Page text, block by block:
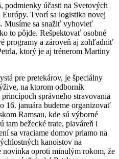
podmienky účasti na Svetových
Európy. Tvorí sa logistika novej
Musíme sa snažiť vyhovieť
to pôjde. Rešpektovať osobné
programy a zároveň aj zohľadniť
ktorý je aj trénerom Martiny
pre pretekárov, je špeciálny
na ktorom odborník
správneho stravovania
16. januára budeme organizovať
Ramsau, kde sú výborné
tam bežecké trate, plaváreň i
sa vraciame domov priamo na
kanoistov na
oproti minulým rokom, že